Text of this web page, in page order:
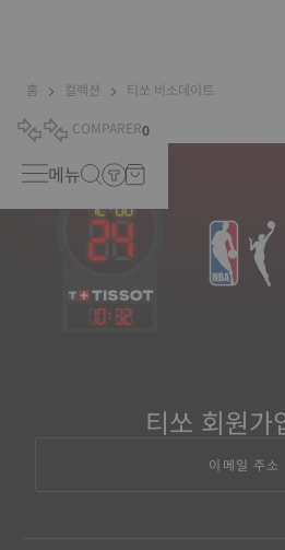
홈 컬렉션 티쏘 비소데이트
COMPARER0
메뉴
10: 32
티쏘 회원가
이메일 주소